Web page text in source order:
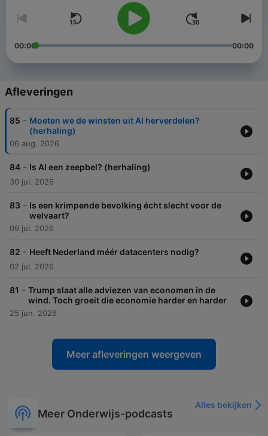
00:00 00:00
Afleveringen
85 - Moeten we de winsten uit AI herverdelen?
(herhaling)
06 aug. 2026
84 - Is AI een zeepbel? (herhaling)
30 jul. 2026
83 - Is een krimpende bevolking écht slecht voor de
welvaart?
09 jul. 2026
82 - Heeft Nederland méér datacenters nodig?
02 jul. 2026
81 - Trump slaat alle adviezen van economen in de
wind. Toch groeit die economie harder en harder
25 jun. 2026
Meer afleveringen weergeven
Meer Onderwijs-podcasts
Alles bekijken